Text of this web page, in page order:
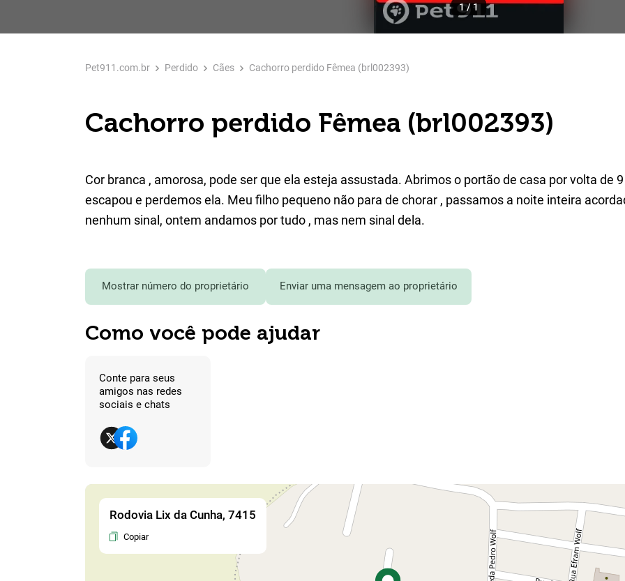
1/1
Pet911.com.br Perdido Cães Cachorro perdido Fêmea (brl002393)
Cachorro perdido Fêmea (brl002393)
Cor branca , amorosa, pode ser que ela esteja assustada. Abrimos o portão de casa por volta de
escapou e perdemos ela. Meu filho pequeno não para de chorar , passamos a noite inteira
nenhum sinal, ontem andamos por tudo , mas nem sinal dela.
Mostrar número do proprietário Enviar uma mensagem ao proprietário
Como você pode ajudar
Conte para seus
amigos nas redes
sociais e chats
Rodovia Lix da Cunha, 7415
Copiar